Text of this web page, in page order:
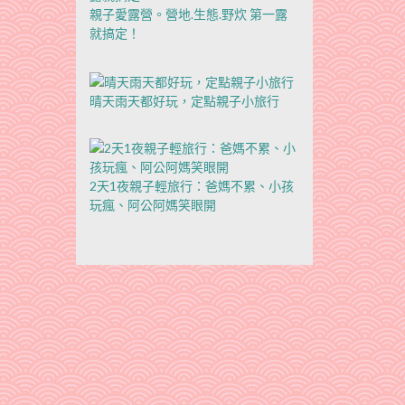
親子愛露營。營地.生態.野炊 第一露
就搞定！
晴天雨天都好玩，定點親子小旅行
2天1夜親子輕旅行：爸媽不累、小孩
玩瘋、阿公阿媽笑眼開